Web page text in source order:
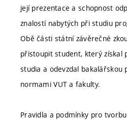
její prezentace a schopnost
znalostí nabytých při studiu
Obě části státní závěrečné
přistoupit student, který získal
studia a odevzdal
normami VUT a fakulty.
Pravidla a podmínky pro